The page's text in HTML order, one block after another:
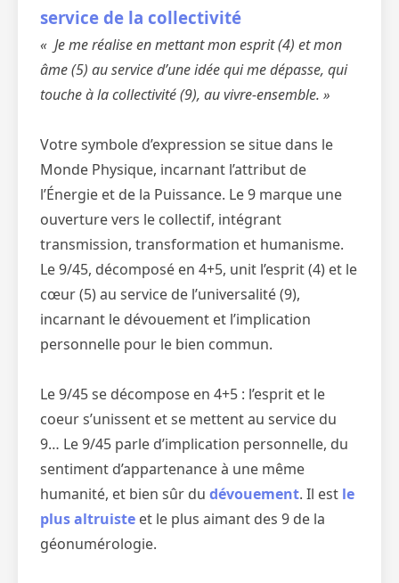
service de la collectivité
« Je me réalise en mettant mon esprit (4) et mon
âme (5) au service d’une idée qui me dépasse, qui
touche à la collectivité (9), au vivre-ensemble. »
Votre symbole d’expression se situe dans le
Monde Physique, incarnant l’attribut de
l’Énergie et de la Puissance. Le 9 marque une
ouverture vers le collectif, intégrant
transmission, transformation et humanisme.
Le 9/45, décomposé en 4+5, unit l’esprit (4) et le
cœur (5) au service de l’universalité (9),
incarnant le dévouement et l’implication
personnelle pour le bien commun.
Le 9/45 se décompose en 4+5 : l’esprit et le
coeur s’unissent et se mettent au service du
9… Le 9/45 parle d’implication personnelle, du
sentiment d’appartenance à une même
humanité, et bien sûr du dévouement. Il est le
plus altruiste et le plus aimant des 9 de la
géonumérologie.